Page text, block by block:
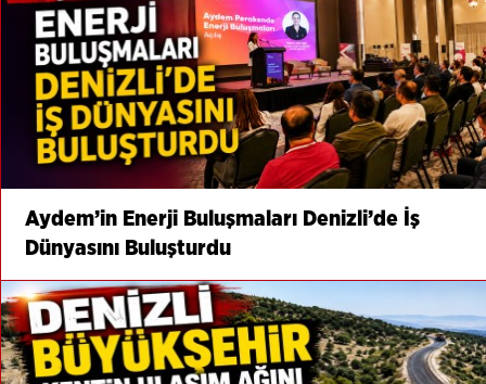
Aydem’in Enerji Buluşmaları Denizli’de İş
Dünyasını Buluşturdu